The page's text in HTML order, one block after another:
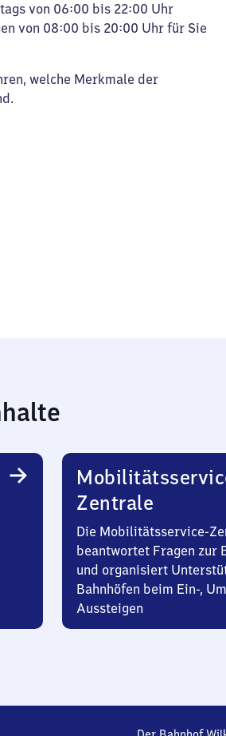
von 06:00 bis 22:00 Uhr
von 08:00 bis 20:00 Uhr für Sie
welche Merkmale der
Zentrale
Die Mobilitätsservice-
beantwortet Fragen zur
und organisiert
Bahnhöfen beim Ein-,
Aussteigen